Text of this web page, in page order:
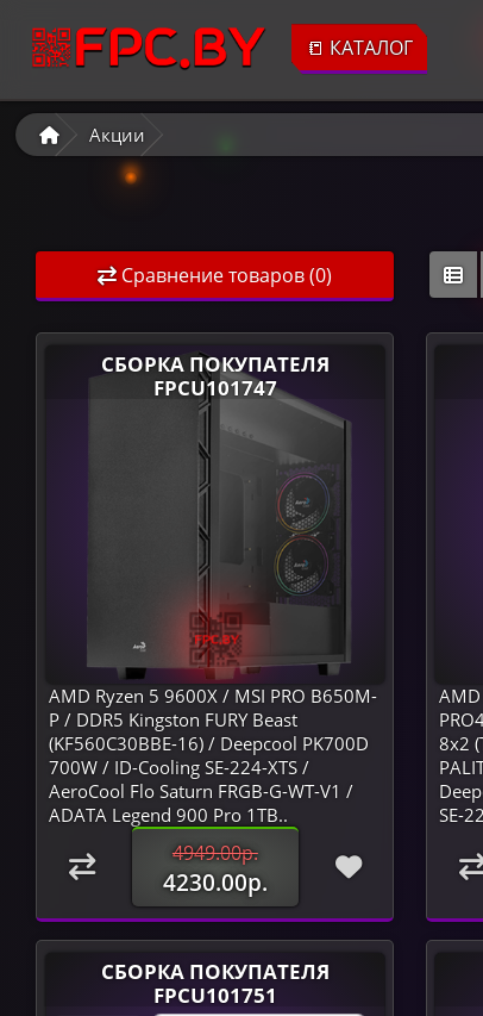
📒 КАТАЛОГ
Акции
Сравнение товаров (0)
СБОРКА ПОКУПАТЕЛЯ
FPCU101747
AMD Ryzen 5 9600X / MSI PRO B650M-
P / DDR5 Kingston FURY Beast
(KF560C30BBE-16) / Deepcool PK700D
700W / ID-Cooling SE-224-XTS /
AeroCool Flo Saturn FRGB-G-WT-V1 /
ADATA Legend 900 Pro 1TB..
4949.00р.
4230.00р.
8x2
SE-
СБОРКА ПОКУПАТЕЛЯ
FPCU101751